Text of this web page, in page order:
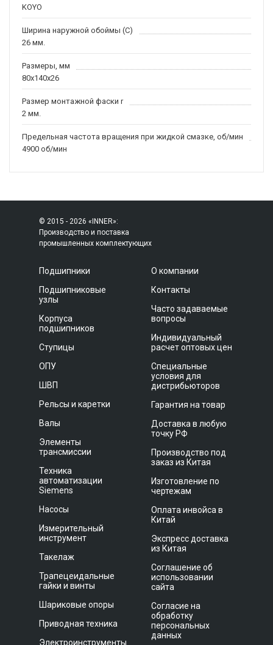
KOYO
Ширина наружной обоймы (C)
26 мм.
Размеры, мм
80x140x26
Размер монтажной фаски r
2 мм.
Предельная частота вращения при жидкой смазке, об/мин
4900 об/мин
© 2015 - 2026 «INNER»:
Производство и поставка
промышленных комплектующих
Подшипники
Подшипниковые
узлы
Корпуса
подшипников
Ступицы
ОПУ
ШВП
Рельсы и каретки
Валы
Элементы
трансмиссии
Техника
автоматизации
Siemens
Насосы
Измерительный
инструмент
Такелаж
Трапецеидальные
гайки и винты
Шариковые опоры
Приводная техника
Электроинструменты
О компании
Контакты
Часто задаваемые
вопросы
Индивидуальный
расчет оптовых цен
Специальные
условия для
дистрибьюторов
Гарантия на товар
Доставка в любую
точку РФ
Производство под
заказ из Китая
Изготовление по
чертежам
Оплата инвойса в
Китай
Экспресс доставка
из Китая
Соглашение об
использовании
сайта
Согласие на
обработку
персональных
данных